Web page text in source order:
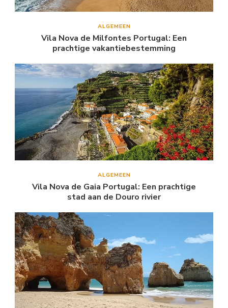
ALGEMEEN
Vila Nova de Milfontes Portugal: Een
prachtige vakantiebestemming
ALGEMEEN
Vila Nova de Gaia Portugal: Een prachtige
stad aan de Douro rivier